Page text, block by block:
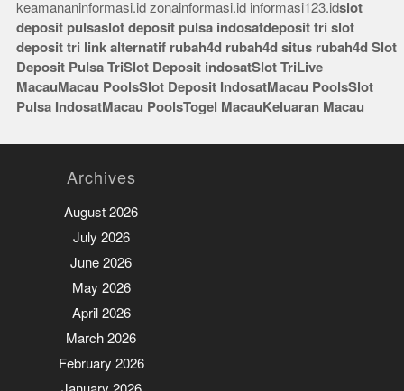
keamananinformasi.id zonainformasi.id informasi123.idslot
deposit pulsaslot deposit pulsa indosatdeposit tri slot
deposit tri link alternatif rubah4d rubah4d situs rubah4d Slot
Deposit Pulsa TriSlot Deposit indosatSlot TriLive
MacauMacau PoolsSlot Deposit IndosatMacau PoolsSlot
Pulsa IndosatMacau PoolsTogel MacauKeluaran Macau
Archives
August 2026
July 2026
June 2026
May 2026
April 2026
March 2026
February 2026